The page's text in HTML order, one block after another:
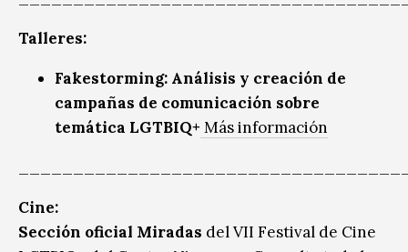
Talleres:
Fakestorming: Análisis y creación de
campañas de comunicación sobre
temática LGTBIQ+Más información
Cine:
Sección oficial Miradas del VII Festival de Cine